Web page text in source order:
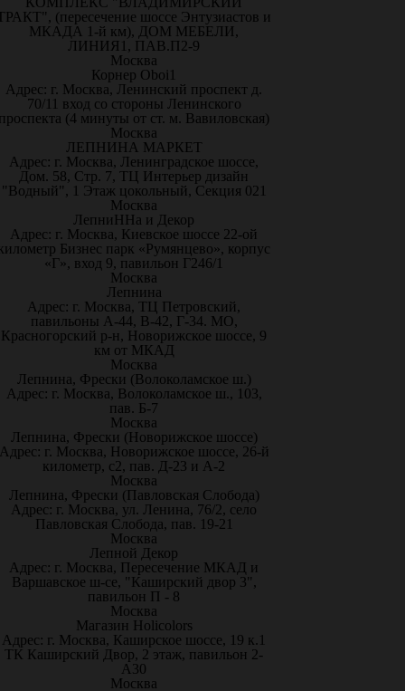
(пересечение шоссе Энтузиастов и
МКАДА 1-й км), ДОМ МЕБЕЛИ,
ЛИНИЯ1, ПАВ.П2-9
Москва
Корнер Oboi1
Адрес: г. Москва, Ленинский проспект д.
70/11 вход со стороны Ленинского
(4 минуты от ст. м. Вавиловская)
Москва
ЛЕПНИНА МАРКЕТ
Адрес: г. Москва, Ленинградское шоссе,
Дом. 58, Стр. 7, ТЦ Интерьер дизайн
"Водный", 1 Этаж цокольный, Секция 021
Москва
ЛепниННа и Декор
Адрес: г. Москва, Киевское шоссе 22-ой
Бизнес парк «Румянцево», корпус
«Г», вход 9, павильон Г246/1
Москва
Лепнина
Адрес: г. Москва, ТЦ Петровский,
павильоны А-44, В-42, Г-34. МО,
Красногорский р-н, Новорижское шоссе, 9
км от МКАД
Москва
Лепнина, Фрески (Волоколамское ш.)
Адрес: г. Москва, Волоколамское ш., 103,
пав. Б-7
Москва
Лепнина, Фрески (Новорижское шоссе)
г. Москва, Новорижское шоссе, 26-й
километр, с2, пав. Д-23 и А-2
Москва
Лепнина, Фрески (Павловская Слобода)
Адрес: г. Москва, ул. Ленина, 76/2, село
Павловская Слобода, пав. 19-21
Москва
Лепной Декор
Адрес: г. Москва, Пересечение МКАД и
Варшавское ш-се, "Каширский двор 3",
павильон П - 8
Москва
Магазин Holicolors
Адрес: г. Москва, Каширское шоссе, 19 к.1
ТК Каширский Двор, 2 этаж, павильон 2-
А30
Москва